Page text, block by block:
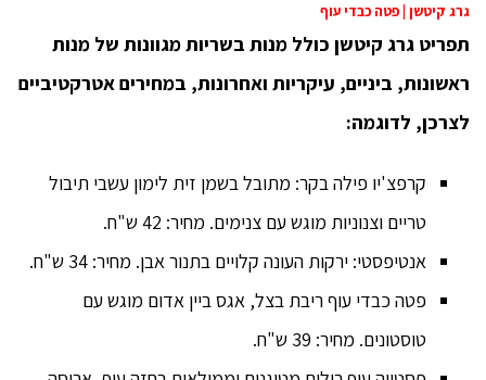
גרג קיטשן | פטה כבדי עוף
תפריט גרג קיטשן כולל מנות בשריות מגוונות של מנות
ראשונות, ביניים, עיקריות ואחרונות, במחירים אטרקטיביים
לצרכן, לדוגמה:
קרפצ'יו פילה בקר: מתובל בשמן זית לימון עשבי תיבול
טריים וצנוניות מוגש עם צנימים. מחיר: 42 ש"ח.
אנטיפסטי: ירקות העונה קלויים בתנור אבן. מחיר: 34 ש"ח.
פטה כבדי עוף ריבת בצל, אגס ביין אדום מוגש עם
טוסטונים. מחיר: 39 ש"ח.